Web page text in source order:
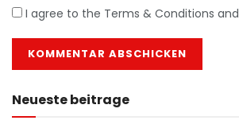
I agree to the Terms & Conditions and
Neueste beitrage